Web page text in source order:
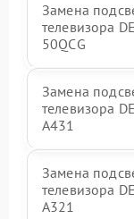
Замена
телевизора
50QCG
Замена
телевизора
A431
Замена
телевизора
A321